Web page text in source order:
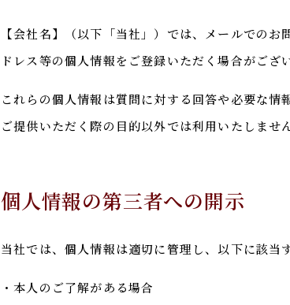
【会社名】（以下「当社」）では、メールでの
ドレス等の個人情報をご登録いただく場合がござ
これらの個人情報は質問に対する回答や必要な
ご提供いただく際の目的以外では利用いたしませ
個人情報の第三者への開示
当社では、個人情報は適切に管理し、以下に該当
・本人のご了解がある場合